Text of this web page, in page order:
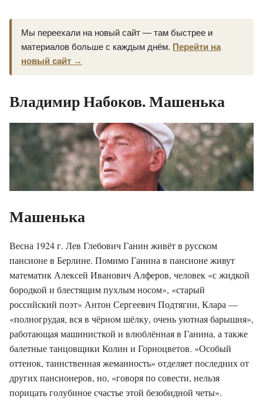
Мы переехали на новый сайт — там быстрее и
материалов больше с каждым днём. Перейти на
новый сайт →
Владимир Набоков. Машенька
Машенька
Весна 1924 г. Лев Глебович Ганин живёт в русском
пансионе в Берлине. Помимо Ганина в пансионе живут
математик Алексей Иванович Алферов, человек «с жидкой
бородкой и блестящим пухлым носом», «старый
российский поэт» Антон Сергеевич Подтягин, Клара —
«полногрудая, вся в чёрном шёлку, очень уютная барышня»,
работающая машинисткой и влюблённая в Ганина, а также
балетные танцовщики Колин и Горноцветов. «Особый
оттенок, таинственная жеманность» отделяет последних от
других пансионеров, но, «говоря по совести, нельзя
порицать голубиное счастье этой безобидной четы».